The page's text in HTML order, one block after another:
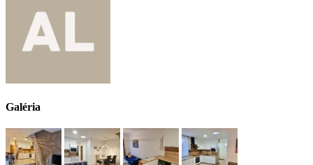
Galéria